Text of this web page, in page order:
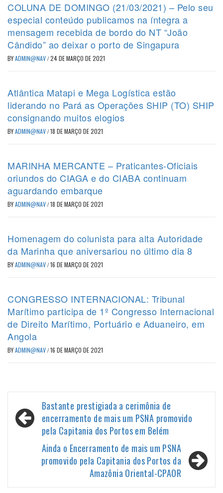
COLUNA DE DOMINGO (21/03/2021) – Pelo seu
especial conteúdo publicamos na íntegra a
mensagem recebida de bordo do NT “João
Cândido” ao deixar o porto de Singapura
BYADMIN@NAV/24 DE MARÇO DE 2021
Atlântica Matapi e Mega Logística estão
liderando no Pará as Operações SHIP (TO) SHIP
consignando muitos elogios
BYADMIN@NAV/18 DE MARÇO DE 2021
MARINHA MERCANTE – Praticantes-Oficiais
oriundos do CIAGA e do CIABA continuam
aguardando embarque
BYADMIN@NAV/18 DE MARÇO DE 2021
Homenagem do colunista para alta Autoridade
da Marinha que aniversariou no último dia 8
BYADMIN@NAV/16 DE MARÇO DE 2021
CONGRESSO INTERNACIONAL: Tribunal
Marítimo participa de 1º Congresso Internacional
de Direito Marítimo, Portuário e Aduaneiro, em
Angola
BYADMIN@NAV/16 DE MARÇO DE 2021
Navegação
de
Bastante prestigiada a cerimônia de
encerramento de mais um PSNA promovido
pela Capitania dos Portos em Belém
Ainda o Encerramento de mais um PSNA
promovido pela Capitania dos Portos da
Amazônia Oriental-CPAOR